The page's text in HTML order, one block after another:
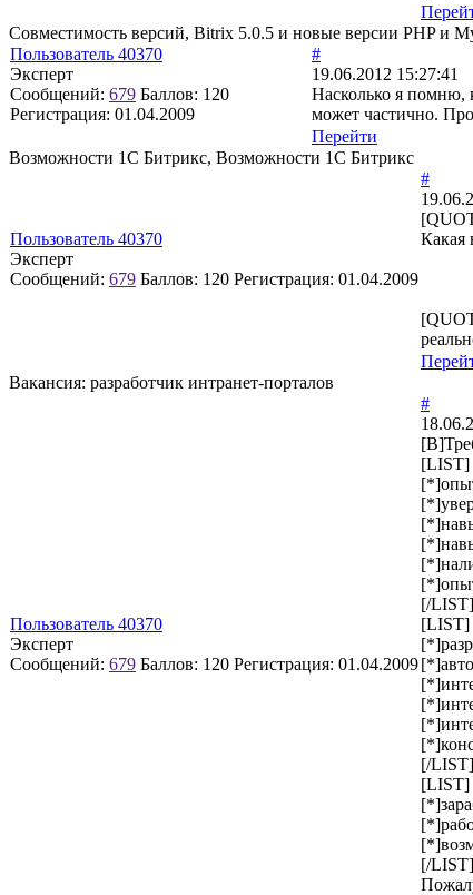
Совместимость версий, Bitrix 5.0.5 и новые версии PHP и
Пользователь 40370
Эксперт
Сообщений: 679 Баллов: 120
Регистрация: 01.04.2009
#
19.06.2012 15:27:41
Насколько я помню,
может частично.
Перейти
Возможности 1С Битрикс, Возможности 1С Битрикс
Пользователь 40370
Эксперт
Сообщений: 679 Баллов: 120 Регистрация: 01.04.2009
#
Какая
Вакансия: разработчик интранет-порталов
Пользователь 40370
Эксперт
Сообщений: 679 Баллов: 120 Регистрация: 01.04.2009
#
[LIST]
[/
[LIST]
[/
[LIST]
[/LIST]